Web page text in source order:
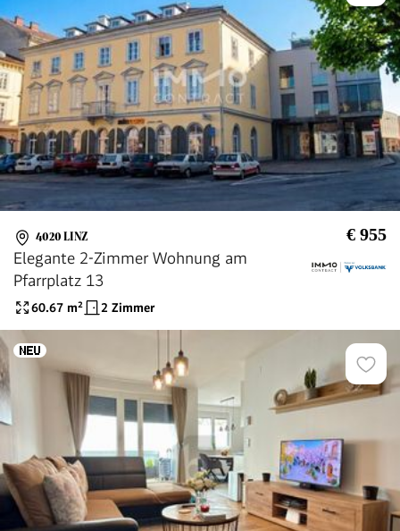
4020 LINZ € 955
Elegante 2-Zimmer Wohnung am
Pfarrplatz 13
60.67 m² 2 Zimmer